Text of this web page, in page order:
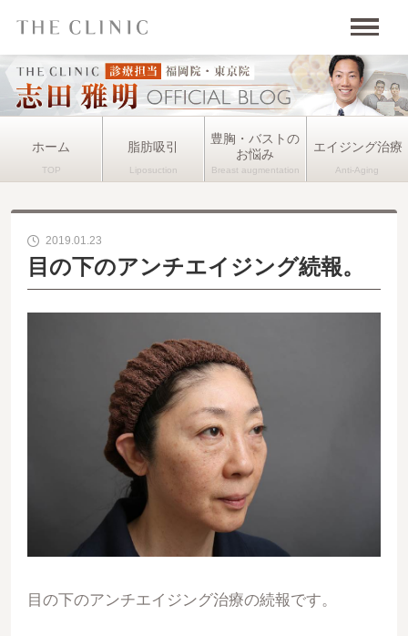
ホーム 脂肪吸引
豊胸・バストの
お悩み
エイジング治療
2019.01.23
目の下のアンチエイジング続報。
目の下のアンチエイジング治療の続報です。